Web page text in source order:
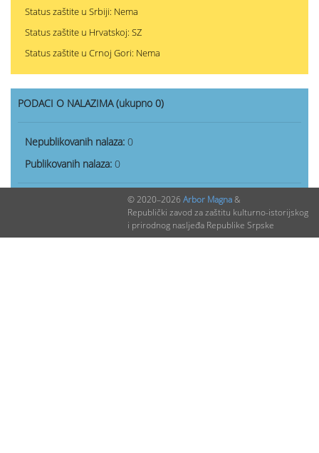
Status zaštite u Srbiji: Nema
Status zaštite u Hrvatskoj: SZ
Status zaštite u Crnoj Gori: Nema
PODACI O NALAZIMA (ukupno 0)
Nepublikovanih nalaza: 0
Publikovanih nalaza: 0
© 2020–2026 Arbor Magna&
Republički zavod za zaštitu kulturno-istorijskog
i prirodnog nasljeđa Republike Srpske